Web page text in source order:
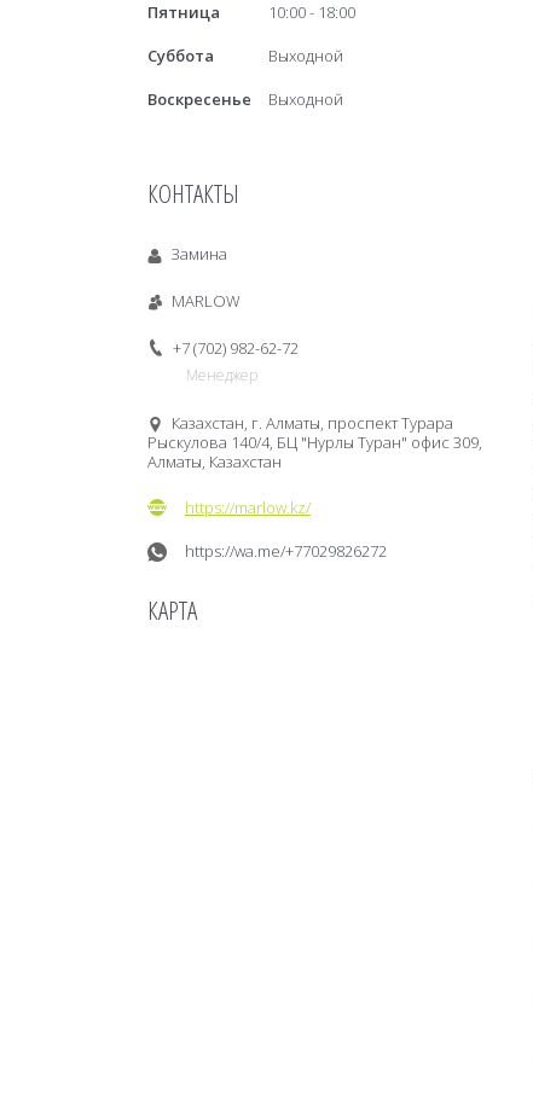
Пятница
10:00
18:00
Суббота
Выходной
Воскресенье
Выходной
КОНТАКТЫ
Замина
MARLOW
+7 (702) 982-62-72
Менеджер
Казахстан, г. Алматы, проспект Турара
Рыскулова 140/4, БЦ "Нурлы Туран" офис 309,
Алматы, Казахстан
https://marlow.kz/
https://wa.me/+77029826272
КАРТА